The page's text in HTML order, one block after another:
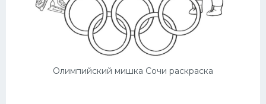
Олимпийский мишка Сочи раскраска